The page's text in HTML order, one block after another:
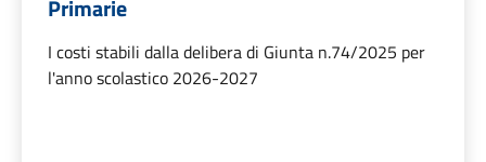
Primarie
I costi stabili dalla delibera di Giunta n.74/2025 per
l'anno scolastico 2026-2027